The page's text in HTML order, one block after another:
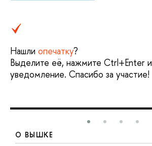
Нашли опечатку?
Выделите её, нажмите Ctrl+Enter и
уведомление. Спасибо за участие!
О ВЫШКЕ